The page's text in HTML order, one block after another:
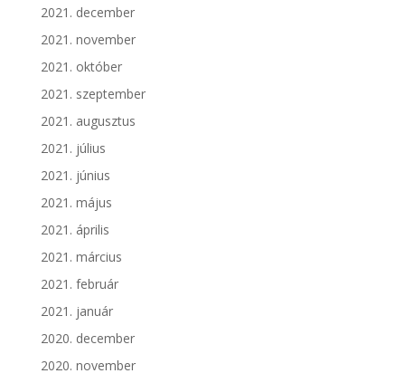
2021. december
2021. november
2021. október
2021. szeptember
2021. augusztus
2021. július
2021. június
2021. május
2021. április
2021. március
2021. február
2021. január
2020. december
2020. november